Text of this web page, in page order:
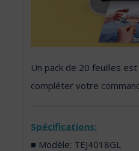
Un pack de 20 feuilles
compléter votre
Spécifications:
■ Modèle: TEJ4018GL